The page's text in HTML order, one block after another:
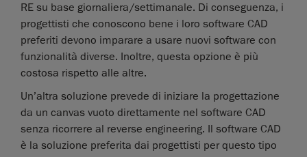
RE su base giornaliera/settimanale. Di conseguenza, i
progettisti che conoscono bene i loro software CAD
preferiti devono imparare a usare nuovi software con
funzionalità diverse. Inoltre, questa opzione è più
costosa rispetto alle altre.
Un’altra soluzione prevede di iniziare la progettazione
da un canvas vuoto direttamente nel software CAD
senza ricorrere al reverse engineering. Il software CAD
è la soluzione preferita dai progettisti per questo tipo